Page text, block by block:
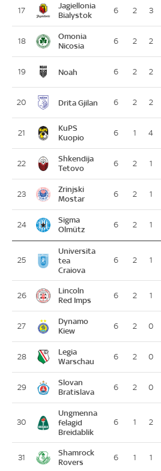
17
Jagiellonia
Bialystok
6 2 3
18
Omonia
Nicosia
6 2 2
19 Noah 6 2 2
20 Drita Gjilan 6 2 2
21
KuPS
Kuopio
6 1 4
22
Shkendija
Tetovo
6 2 1
23
Zrinjski
Mostar
6 2 1
24
Sigma
Olmütz
6 2 1
25
Universita
tea
Craiova
6 2 1
26
Lincoln
Red Imps
6 2 1
27
Dynamo
Kiew
6 2 0
28
Legia
Warschau
6 2 0
29
Slovan
Bratislava
6 2 0
30
Ungmenna
felagid
Breidablik
6 1 2
31
Shamrock
Rovers
6 1 1